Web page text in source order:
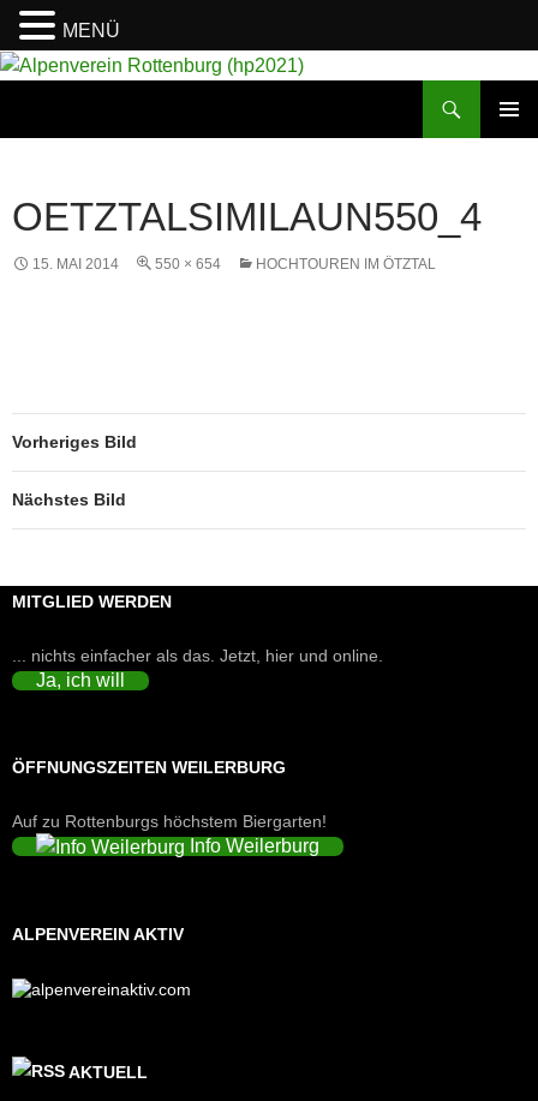
OETZTALSIMILAUN550_4
15. MAI 2014 550 × 654 HOCHTOUREN IM ÖTZTAL
Vorheriges Bild
Nächstes Bild
MITGLIED WERDEN
... nichts einfacher als das. Jetzt, hier und online.
Ja, ich will
ÖFFNUNGSZEITEN WEILERBURG
Auf zu Rottenburgs höchstem Biergarten!
Info Weilerburg
ALPENVEREIN AKTIV
AKTUELL
MENÜ